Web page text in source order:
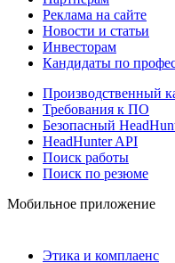
Реклама на сайте
Новости и статьи
Инвесторам
Кандидаты по
Производственный
Требования к ПО
Безопасный
HeadHunter API
Поиск работы
Поиск по резюме
Мобильное приложение
Этика и комплаенс